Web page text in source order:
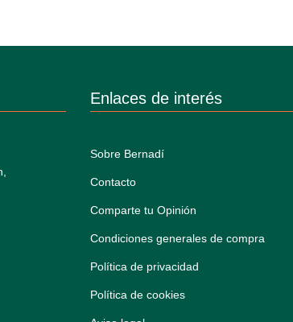
Enlaces de interés
Sobre Bernadí
Contacto
Comparte tu Opinión
Condiciones generales de compra
Política de privacidad
Política de cookies